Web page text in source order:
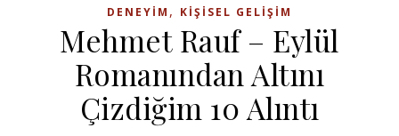
DENEYIM , KIŞISEL GELIŞIM
Mehmet Rauf – Eylül
Romanından Altını
Çizdiğim 10 Alıntı